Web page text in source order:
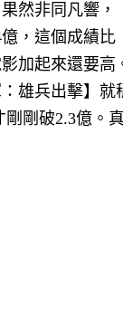
然非同凡響，
，這個成績比
加起來還要高
雄兵出擊】就
剛剛破2.3億。